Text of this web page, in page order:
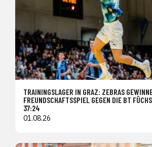
TRAININGSLAGER IN GRAZ: ZEBRAS
FREUNDSCHAFTSSPIEL GEGEN DIE BT
37:24
01.08.26